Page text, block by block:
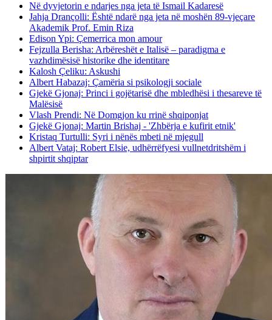
Në dyvjetorin e ndarjes nga jeta të Ismail Kadaresë
Jahja Drançolli: Është ndarë nga jeta në moshën 89-vjeçare
Akademik Prof. Emin Riza
Edison Ypi: Çemerrica mon amour
Fejzulla Berisha: Arbëreshët e Italisë – paradigma e
vazhdimësisë historike dhe identitare
Kalosh Çeliku: Askushi
Albert Habazaj: Çamëria si psikologji sociale
Gjekë Gjonaj: Princi i gojëtarisë dhe mbledhësi i thesareve të
Malësisë
Vlash Prendi: Në Domgjon ku rrinë shqiponjat
Gjekë Gjonaj: Martin Brishaj - 'Zhbërja e kufirit etnik'
Kristaq Turtulli: Syri i nënës mbeti në mjegull
Albert Vataj: Robert Elsie, udhërrëfyesi vullnetdritshëm i
shpirtit shqiptar